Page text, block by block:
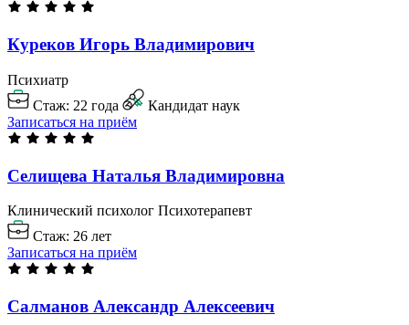
Куреков Игорь Владимирович
Психиатр
Стаж: 22 года
Кандидат наук
Записаться на приём
Селищева Наталья Владимировна
Клинический психолог Психотерапевт
Стаж: 26 лет
Записаться на приём
Салманов Александр Алексеевич